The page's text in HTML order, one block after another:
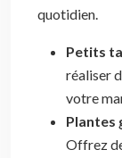
quotidien.
Petits
réaliser
votre
Plantes
Offrez